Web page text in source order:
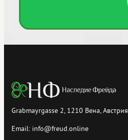
Grabmayrgasse 2, 1210 Вена, Австрия
Email: info@freud.online